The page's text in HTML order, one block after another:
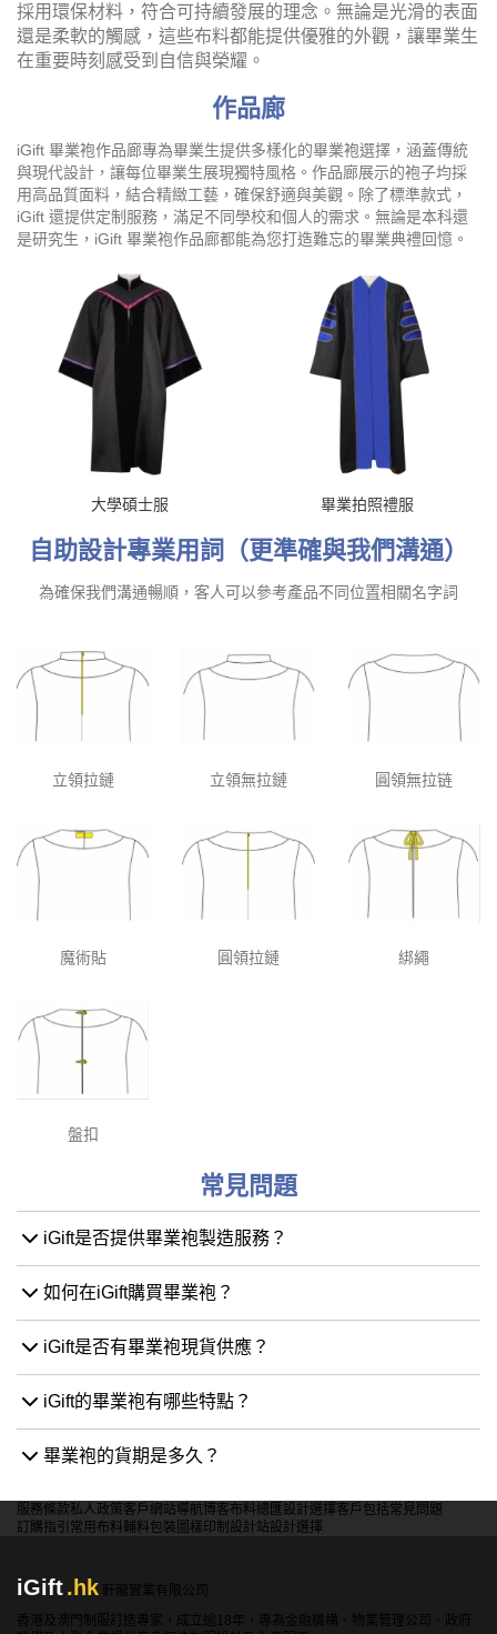
採用環保材料，符合可持續發展的理念。無論是光滑的表面
還是柔軟的觸感，這些布料都能提供優雅的外觀，讓畢業生
在重要時刻感受到自信與榮耀。
作品廊
iGift 畢業袍作品廊專為畢業生提供多樣化的畢業袍選擇，涵蓋傳統
與現代設計，讓每位畢業生展現獨特風格。作品廊展示的袍子均採
用高品質面料，結合精緻工藝，確保舒適與美觀。除了標準款式，
iGift 還提供定制服務，滿足不同學校和個人的需求。無論是本科還
是研究生，iGift 畢業袍作品廊都能為您打造難忘的畢業典禮回憶。
大學碩士服 畢業拍照禮服
自助設計專業用詞（更準確與我們溝通）
為確保我們溝通暢順，客人可以參考產品不同位置相關名字詞
立領拉鏈 立領無拉鏈 圓領無拉链
魔術貼 圓領拉鏈 綁繩
盤扣
常見問題
iGift是否提供畢業袍製造服務？
如何在iGift購買畢業袍？
iGift是否有畢業袍現貨供應？
iGift的畢業袍有哪些特點？
畢業袍的貨期是多久？
服務條款私人政策客戶 網站導航博客布料總匯設計選擇客戶包括常見問題
訂購指引 常用布料輔料包裝 圖樣印制 設計站設計選擇
iGift.hk
軒龍實業有限公司
香港及澳門制服訂造專家，成立逾18年，專為金融機構、物業管理公司、政府